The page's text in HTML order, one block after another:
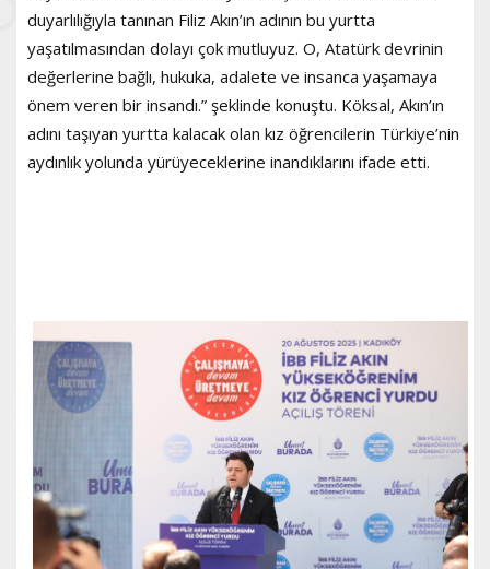
duyarlılığıyla tanınan Filiz Akın’ın adının bu yurtta
yaşatılmasından dolayı çok mutluyuz. O, Atatürk devrinin
değerlerine bağlı, hukuka, adalete ve insanca yaşamaya
önem veren bir insandı.” şeklinde konuştu. Köksal, Akın’ın
adını taşıyan yurtta kalacak olan kız öğrencilerin Türkiye’nin
aydınlık yolunda yürüyeceklerine inandıklarını ifade etti.